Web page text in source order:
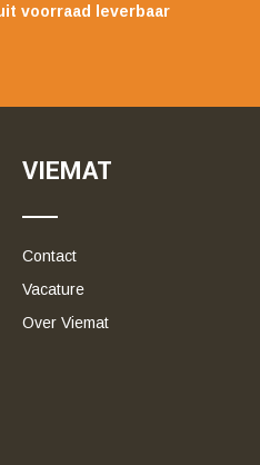
voorraad leverbaar
VIEMAT
Contact
Vacature
Over Viemat